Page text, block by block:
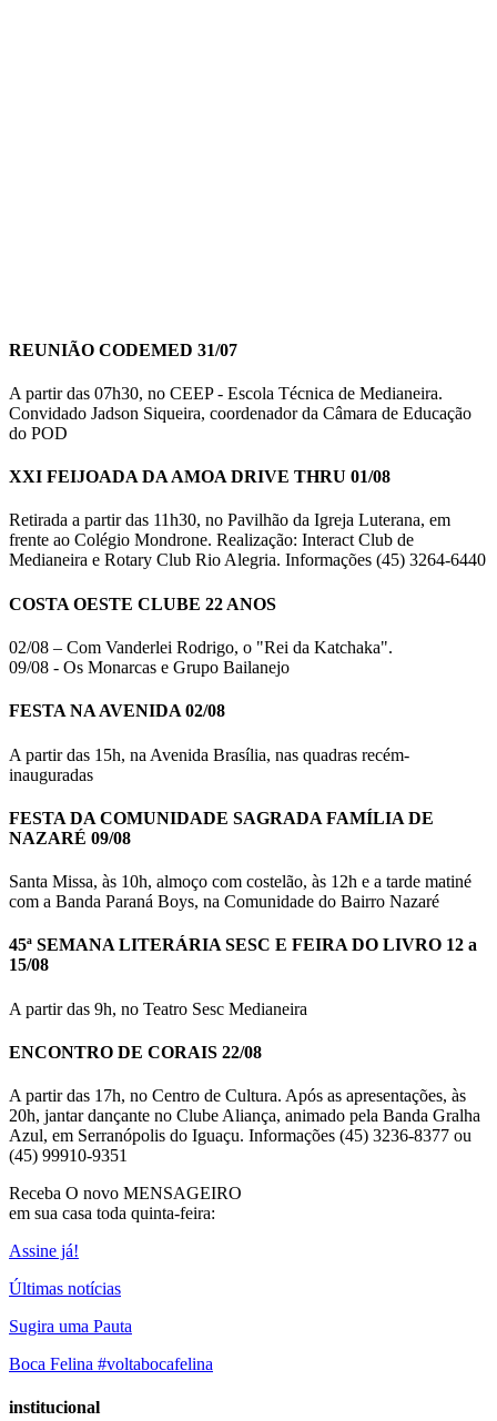
REUNIÃO CODEMED 31/07
A partir das 07h30, no CEEP - Escola Técnica de Medianeira.
Convidado Jadson Siqueira, coordenador da Câmara de Educação
do POD
XXI FEIJOADA DA AMOA DRIVE THRU 01/08
Retirada a partir das 11h30, no Pavilhão da Igreja Luterana, em
frente ao Colégio Mondrone. Realização: Interact Club de
Medianeira e Rotary Club Rio Alegria. Informações (45) 3264-6440
COSTA OESTE CLUBE 22 ANOS
02/08 – Com Vanderlei Rodrigo, o "Rei da Katchaka".
09/08 - Os Monarcas e Grupo Bailanejo
FESTA NA AVENIDA 02/08
A partir das 15h, na Avenida Brasília, nas quadras recém-
inauguradas
FESTA DA COMUNIDADE SAGRADA FAMÍLIA DE
NAZARÉ 09/08
Santa Missa, às 10h, almoço com costelão, às 12h e a tarde matiné
com a Banda Paraná Boys, na Comunidade do Bairro Nazaré
45ª SEMANA LITERÁRIA SESC E FEIRA DO LIVRO 12 a
15/08
A partir das 9h, no Teatro Sesc Medianeira
ENCONTRO DE CORAIS 22/08
A partir das 17h, no Centro de Cultura. Após as apresentações, às
20h, jantar dançante no Clube Aliança, animado pela Banda Gralha
Azul, em Serranópolis do Iguaçu. Informações (45) 3236-8377 ou
(45) 99910-9351
Receba O novo MENSAGEIRO
em sua casa toda quinta-feira:
Assine já!
Últimas notícias
Sugira uma Pauta
Boca Felina #voltabocafelina
institucional